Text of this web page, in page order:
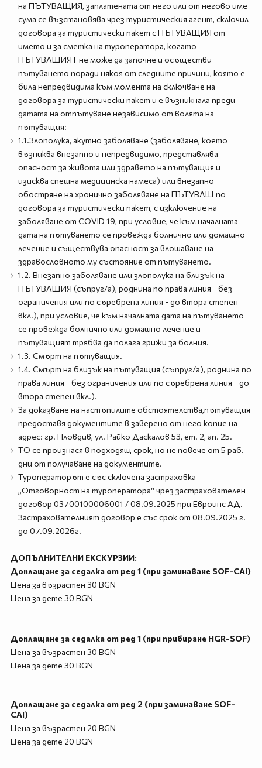
на ПЪТУВАЩИЯ, заплатената от него или от негово име
сума се възстановява чрез туристическия агент, сключил
договора за туристически пакет с ПЪТУВАЩИЯ от
името и за сметка на туроператора, когато
ПЪТУВАЩИЯТ не може да започне и осъществи
пътуването поради някоя от следните причини, която е
била непредвидима към момента на сключване на
договора за туристически пакет и е възникнала преди
датата на отпътуване независимо от волята на
пътуващия:
1.1.Злополука, акутно заболяване (заболяване, което
възниква внезапно и непредвидимо, представлява
опасност за живота или здравето на пътуващия и
изисква спешна медицинска намеса) или внезапно
обостряне на хронично заболяване на ПЪТУВАЩ по
договора за туристически пакет, с изключение на
заболяване от COVID 19, при условие, че към началната
дата на пътуването се провежда болнично или домашно
лечение и съществува опасност за влошаване на
здравословното му състояние от пътуването.
1.2. Внезапно заболяване или злополука на близък на
ПЪТУВАЩИЯ (съпруг/а), роднина по права линия - без
ограничения или по съребрена линия - до втора степен
вкл.), при условие, че към началната дата на пътуването
се провежда болнично или домашно лечение и
пътуващият трябва да полага грижи за болния.
1.3. Смърт на пътуващия.
1.4. Смърт на близък на пътуващия (съпруг/а), роднина по
права линия - без ограничения или по съребрена линия - до
втора степен вкл.).
За доказване на настъпилите обстоятелства,пътуващия
предоставя документите в заверено от него копие на
адрес: гр. Пловдив, ул. Райко Даскалов 53, ет. 2, ап. 25.
ТО се произнася в подходящ срок, но не повече от 5 раб.
дни от получаване на документите.
Туроператорът е със сключена застраховка
„Отговорност на туроператора“ чрез застрахователен
договор 03700100006001 / 08.09.2025 при Евроинс АД.
Застрахователният договор е със срок от 08.09.2025 г.
до 07.09.2026г.
ДОПЪЛНИТЕЛНИ ЕКСКУРЗИИ:
Доплащане за седалка от ред 1 (при заминаване SOF-CAI)
Цена за възрастен 30 BGN
Цена за дете 30 BGN
Доплащане за седалка от ред 1 (при прибиране HGR-SOF)
Цена за възрастен 30 BGN
Цена за дете 30 BGN
Доплащане за седалка от ред 2 (при заминаване SOF-
CAI)
Цена за възрастен 20 BGN
Цена за дете 20 BGN